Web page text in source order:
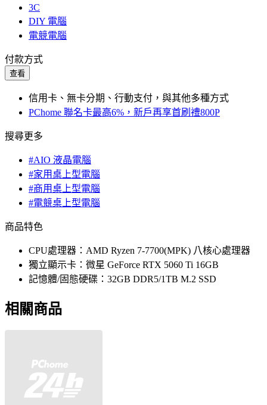
3C
DIY 電腦
電競電腦
付款方式
查看
信用卡、無卡分期、行動支付，與其他多種方式
PChome 聯名卡最高6%，新戶再享首刷禮800P
搜尋更多
#AIO 液晶電腦
#家用桌上型電腦
#商用桌上型電腦
#電競桌上型電腦
商品特色
CPU處理器：AMD Ryzen 7-7700(MPK) 八核心處理器
獨立顯示卡：微星 GeForce RTX 5060 Ti 16GB
記憶體/固態硬碟：32GB DDR5/1TB M.2 SSD
相關商品